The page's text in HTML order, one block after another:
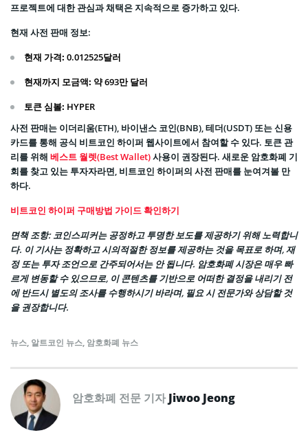
프로젝트에 대한 관심과 채택은 지속적으로 증가하고 있다.
현재 사전 판매 정보:
현재 가격: 0.012525달러
현재까지 모금액: 약 693만 달러
토큰 심볼: HYPER
사전 판매는 이더리움(ETH), 바이낸스 코인(BNB), 테더(USDT) 또는 신용
카드를 통해 공식 비트코인 하이퍼 웹사이트에서 참여할 수 있다. 토큰 관
리를 위해 베스트 월렛(Best Wallet)사용이 권장된다. 새로운 암호화폐 기
회를 찾고 있는 투자자라면, 비트코인 하이퍼의 사전 판매를 눈여겨볼 만
하다.
비트코인 하이퍼 구매방법 가이드 확인하기
면책 조항: 코인스피커는 공정하고 투명한 보도를 제공하기 위해 노력합니
다. 이 기사는 정확하고 시의적절한 정보를 제공하는 것을 목표로 하며, 재
정 또는 투자 조언으로 간주되어서는 안 됩니다. 암호화폐 시장은 매우 빠
르게 변동할 수 있으므로, 이 콘텐츠를 기반으로 어떠한 결정을 내리기 전
에 반드시 별도의 조사를 수행하시기 바라며, 필요 시 전문가와 상담할 것
을 권장합니다.
뉴스, 알트코인 뉴스, 암호화폐 뉴스
암호화폐 전문 기자Jiwoo Jeong